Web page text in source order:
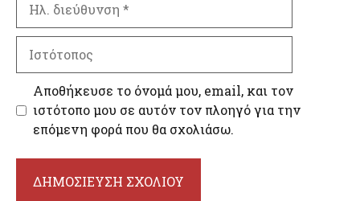
διεύθυνση
Αποθήκευσε το όνομά μου, email, και τον
ιστότοπο μου σε αυτόν τον πλοηγό για την
επόμενη φορά που θα σχολιάσω.